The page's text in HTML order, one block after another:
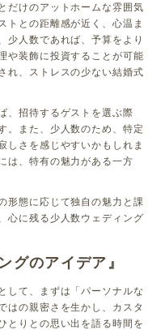
だけのアットホームな雰囲気
トとの距離感が近く、心温ま
少人数であれば、予算をより
や装飾に投資することが可能
れ、ストレスの少ない結婚式
、招待するゲストを選ぶ際
。また、少人数のため、特定
しさを感じやすいかもしれま
は、特有の魅力がある一方
形態に応じて独自の魅力と課
心に残る少人数ウェディング
グのアイデア』
して、まずは「パーソナルな
はの親密さを生かし、カスタ
とりとの思い出を語る時間を